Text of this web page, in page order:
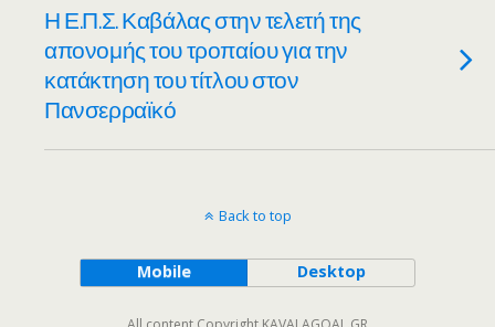
Η Ε.Π.Σ. Καβάλας στην τελετή της
απονομής του τροπαίου για την
κατάκτηση του τίτλου στον
Πανσερραϊκό
Back to top
Mobile Desktop